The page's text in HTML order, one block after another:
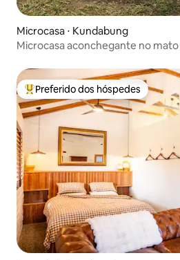
Microcasa ⋅ Kundabung
Microcasa aconchegante no mato
Entre os melhores preferidos dos
Preferido dos hóspedes